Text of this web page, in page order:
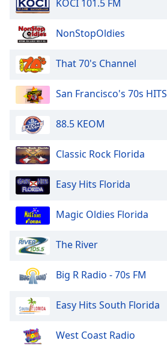
dialog
window.
Escape
close
window.
Text
Color
Opacity
Background
Color
Opacity
Caption
KOCI 101.5 FM
NonStopOldies
That 70's Channel
San Francisco's 70s HITS
88.5 KEOM
Classic Rock Florida
Easy Hits Florida
Magic Oldies Florida
The River
Big R Radio - 70s FM
Easy Hits South Florida
West Coast Radio